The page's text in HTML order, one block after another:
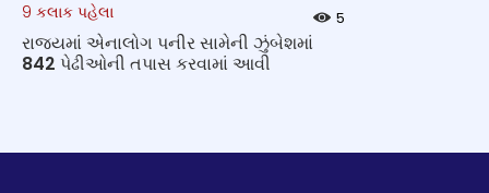
9 કલાક પહેલા 5
રાજ્યમાં એનાલોગ પનીર સામેની ઝુંબેશમાં
842 પેઢીઓની તપાસ કરવામાં આવી